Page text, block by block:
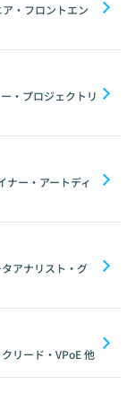
・フロントエン
・プロジェクトリ
ナー・アートディ
アナリスト・グ
リード・VPoE他